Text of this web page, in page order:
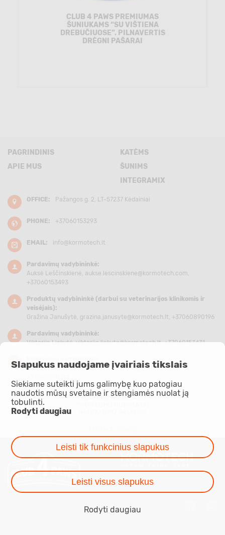
CLUB 4 PAWS PREMIUMAS
ŠUNIUKAMS “SU VIŠTIENA
DREBUČIUOSE”. PILNAVERTIS
DRĖGNI PAŠARAI
PAGRINDINIS
APIE MUS
KATĖMS
ŠUNIMS
INTEGRAMIX
OFFICE: Pažangos g. 2, LT-57237 Kėdainiai
PHONE: +37060153293
EMAIL: info@kormotech.lt
Pardavimų vadybininkė:
Auksė Leščinskienė, aukse.lescinskiene@kormotech.com,
+37060153493
Produktų vadybininkė (darbui su veterinarijos klinikomis ir
veisėjais):
Gražina Janušytė, grazina.janusyte@kormotech.lt, +37060890196
Pardavimų vadybininkė:
Viktorija Liekytė,viktorija.liekyte@kormotech.lt, +37060153431
Pardavimų vadybininkė:
Jelena Hoppenienė,jelena.hoppeniene@kormotech.lt,
SLAPUKŲ NUOSTATAI
Slapukus naudojame įvairiais tikslais
Siekiame suteikti jums galimybę kuo patogiau
naudotis mūsų svetaine ir stengiamės nuolat ją
tobulinti.
Rodyti daugiau
Leisti tik funkcinius slapukus
Leisti visus slapukus
Rodyti daugiau